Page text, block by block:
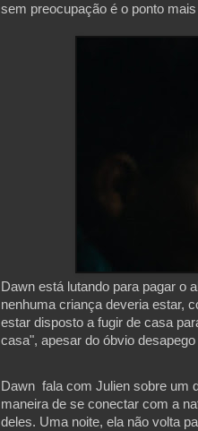
sem preocupação é o ponto
Dawn está lutando para pagar o
nenhuma criança deveria estar,
estar disposto a fugir de casa
casa", apesar do óbvio
Dawn fala com Julien sobre um
maneira de se conectar com a
deles. Uma noite, ela não volta